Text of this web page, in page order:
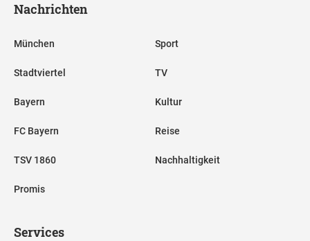
Nachrichten
München
Stadtviertel
Bayern
FC Bayern
TSV 1860
Promis
Sport
TV
Kultur
Reise
Nachhaltigkeit
Services